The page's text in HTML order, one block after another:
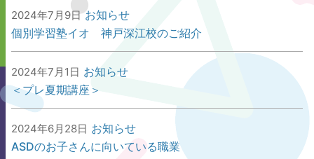
2024年7月9日 お知らせ
個別学習塾イオ 神戸深江校のご紹介
2024年7月1日 お知らせ
＜プレ夏期講座＞
2024年6月28日 お知らせ
ASDのお子さんに向いている職業